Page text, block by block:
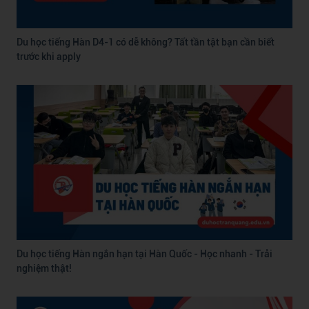
Du học tiếng Hàn D4-1 có dễ không? Tất tần tật bạn cần biết
trước khi apply
Du học tiếng Hàn ngắn hạn tại Hàn Quốc - Học nhanh - Trải
nghiệm thật!